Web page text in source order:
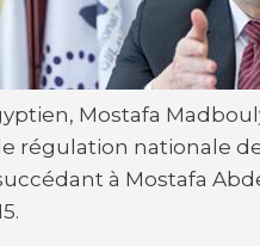
Mostafa
régulation nationale
à Mostafa